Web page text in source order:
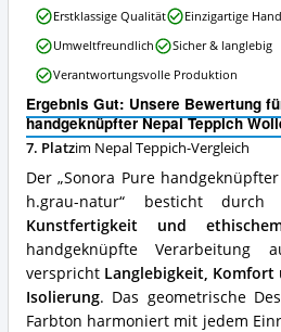
ist
dieser
Nepal
Teppich
erhältlich?
Ergebnis Gut: Unsere Bewertung
handgeknüpfter Nepal Teppich
7. Platzim Nepal Teppich-Vergleich
Der „Sonora Pure
h.grau-natur“ besticht
Kunstfertigkeit und
handgeknüpfte Verarbeitung
verspricht Langlebigkeit,
Isolierung. Das geometrische
Farbton harmoniert mit jedem
Sonora
Pure
handgeknüpfter
Nepal
Teppich
Wolle
in
h.grau-
natur
Vorteile:
Was
spricht
für
diesen
Nepal
Teppich?
Erstklassige Qualität
Einzigartige
Umweltfreundlich
Sicher & langlebig
Verantwortungsvolle Produktion